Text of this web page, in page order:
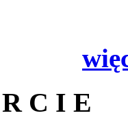
C I E